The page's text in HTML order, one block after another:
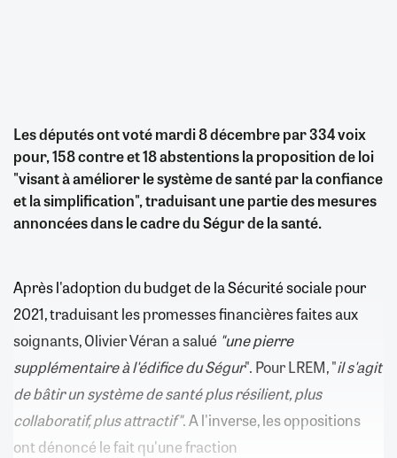
Les députés ont voté mardi 8 décembre par 334 voix
pour, 158 contre et 18 abstentions la proposition de loi
"visant à améliorer le système de santé par la confiance
et la simplification", traduisant une partie des mesures
annoncées dans le cadre du Ségur de la santé.
Après l'adoption du budget de la Sécurité sociale pour
2021, traduisant les promesses financières faites aux
soignants, Olivier Véran a salué "une pierre
supplémentaire à l'édifice du Ségur". Pour LREM, "il s'agit
de bâtir un système de santé plus résilient, plus
collaboratif, plus attractif". A l'inverse, les oppositions
ont dénoncé le fait qu'une fraction